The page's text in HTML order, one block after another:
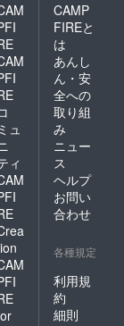
ミュ
ィ
CAMP
FIREと
は
あんし
ん・安
全への
取り組
み
ニュー
ス
ヘルプ
お問い
合わせ
各種規定
利用規
約
細則